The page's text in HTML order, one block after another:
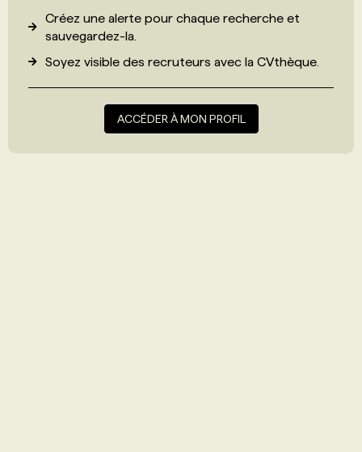
Créez une alerte pour chaque recherche et
sauvegardez-la.
Soyez visible des recruteurs avec la CVthèque
ACCÉDER À MON PROFIL